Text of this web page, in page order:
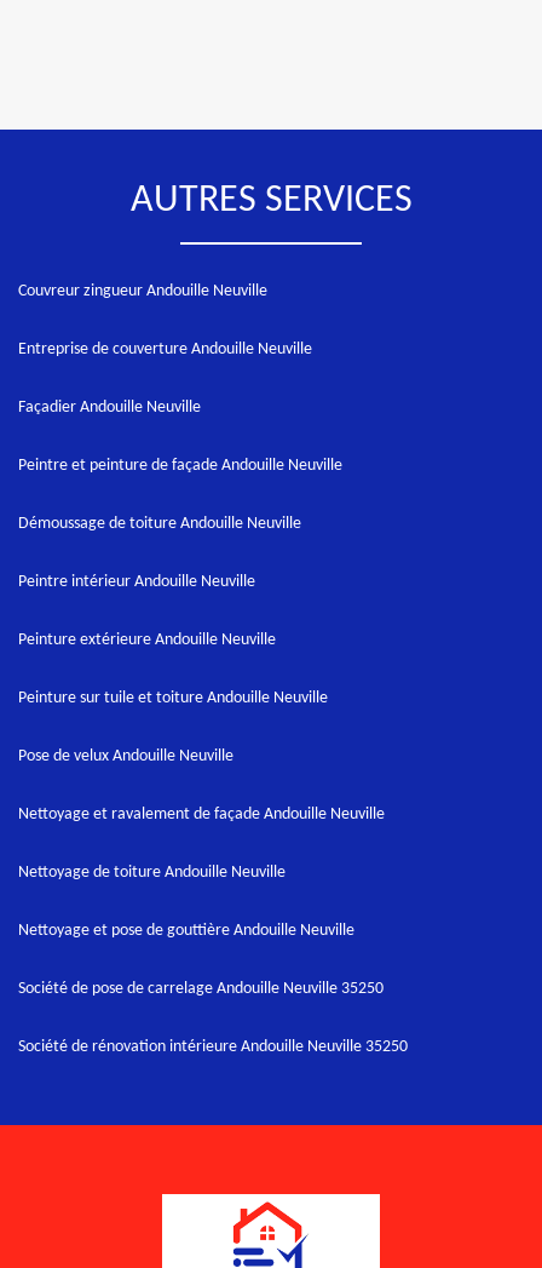
AUTRES SERVICES
Couvreur zingueur Andouille Neuville
Entreprise de couverture Andouille Neuville
Façadier Andouille Neuville
Peintre et peinture de façade Andouille Neuville
Démoussage de toiture Andouille Neuville
Peintre intérieur Andouille Neuville
Peinture extérieure Andouille Neuville
Peinture sur tuile et toiture Andouille Neuville
Pose de velux Andouille Neuville
Nettoyage et ravalement de façade Andouille Neuville
Nettoyage de toiture Andouille Neuville
Nettoyage et pose de gouttière Andouille Neuville
Société de pose de carrelage Andouille Neuville 35250
Société de rénovation intérieure Andouille Neuville 35250